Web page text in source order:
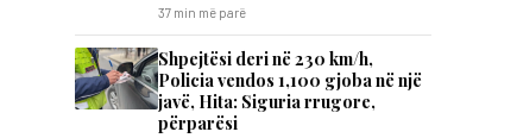
37 min më parë
Shpejtësi deri në 230 km/h,
Policia vendos 1,100 gjoba në një
javë, Hita: Siguria rrugore,
përparësi